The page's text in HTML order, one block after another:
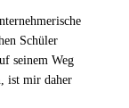
Schüler
seinem Weg
ist mir daher